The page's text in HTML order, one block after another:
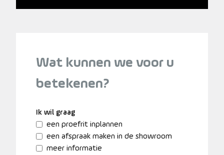
Wat kunnen we voor u
betekenen?
Ik wil graag
een proefrit inplannen
een afspraak maken in de showroom
meer informatie